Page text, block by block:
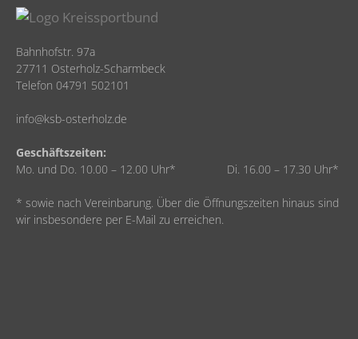
Bahnhofstr. 97a
27711 Osterholz-Scharmbeck
Telefon 04791 502101
info@ksb-osterholz.de
Geschäftszeiten:
Mo. und Do. 10.00 – 12.00 Uhr* Di. 16.00 – 17.30 Uhr*
* sowie nach Vereinbarung. Über die Öffnungszeiten hinaus sind
wir insbesondere per E-Mail zu erreichen.